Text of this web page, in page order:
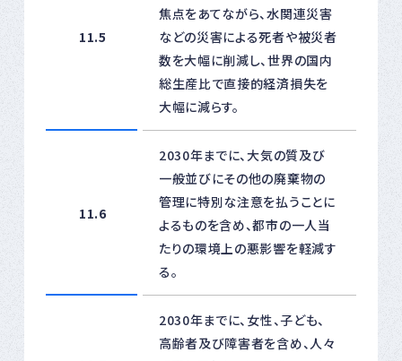
11.5
焦点をあてながら、水関連災害
などの災害による死者や被災者
数を大幅に削減し、世界の国内
総生産比で直接的経済損失を
大幅に減らす。
11.6
2030年までに、大気の質及び
一般並びにその他の廃棄物の
管理に特別な注意を払うことに
よるものを含め、都市の一人当
たりの環境上の悪影響を軽減す
る。
2030年までに、女性、子ども、
高齢者及び障害者を含め、人々